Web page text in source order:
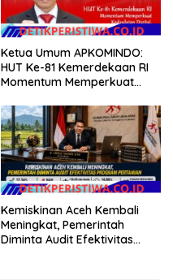
Ketua Umum APKOMINDO:
HUT Ke-81 Kemerdekaan RI
Momentum Memperkuat
Teknologi, dan Kepastian
Hukum Menuju Indonesia
Emas 2045
Kemiskinan Aceh Kembali
Meningkat, Pemerintah
Diminta Audit Efektivitas